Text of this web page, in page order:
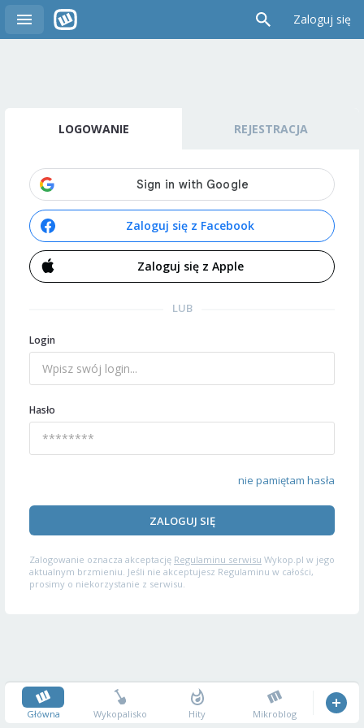
Zaloguj się
LOGOWANIE REJESTRACJA
Zaloguj się z Facebook
Zaloguj się z Apple
LUB
Login
Hasło
nie pamiętam hasła
ZALOGUJ SIĘ
Zalogowanie oznacza akceptację Regulaminu serwisu Wykop.pl w jego
aktualnym brzmieniu. Jeśli nie akceptujesz Regulaminu w całości,
prosimy o niekorzystanie z serwisu.
Główna Wykopalisko Hity Mikroblog